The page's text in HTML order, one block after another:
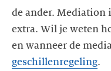
de ander.
extra. Wil je weten
en wanneer de
geschillenregeling.